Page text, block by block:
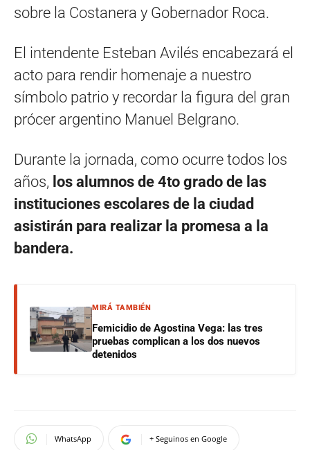
sobre la Costanera y Gobernador Roca.
El intendente Esteban Avilés encabezará el
acto para rendir homenaje a nuestro
símbolo patrio y recordar la figura del gran
prócer argentino Manuel Belgrano.
Durante la jornada, como ocurre todos los
años, los alumnos de 4to grado de las
instituciones escolares de la ciudad
asistirán para realizar la promesa a la
bandera.
MIRÁ TAMBIÉN
Femicidio de Agostina Vega: las tres
pruebas complican a los dos nuevos
detenidos
WhatsApp + Seguinos en Google